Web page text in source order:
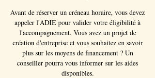
Avant de réserver un créneau horaire, vous devez
appeler l'ADIE pour valider votre éligibilité à
l'accompagnement. Vous avez un projet de
création d'entreprise et vous souhaitez en savoir
plus sur les moyens de financement ? Un
conseiller pourra vous informer sur les aides
disponibles.